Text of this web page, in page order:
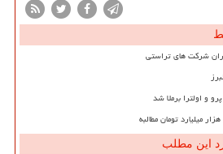
میلیارد تومان مطالبه
این مطلب